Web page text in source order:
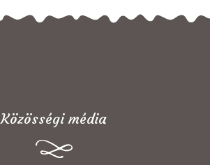
Közösségi média